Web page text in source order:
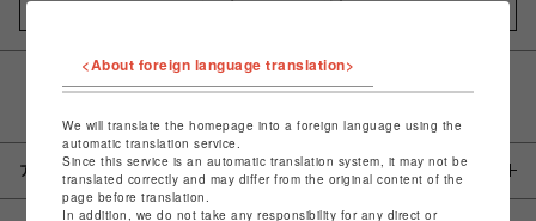
決済完了までは在庫引当がされないため「購入時に売切とな
アイテム説明 / 素材
<About foreign language translation>
We will translate the homepage into a foreign language using the
automatic translation service.
Since this service is an automatic translation system, it may not be
translated correctly and may differ from the original content of the
page before translation.
In addition, we do not take any responsibility for any direct or